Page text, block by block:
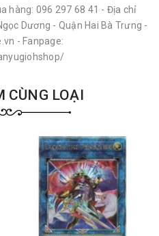
hàng: 096 297 68 41 - Địa chỉ
Dương - Quận Hai Bà Trưng -
- Fanpage:
CÙNG LOẠI